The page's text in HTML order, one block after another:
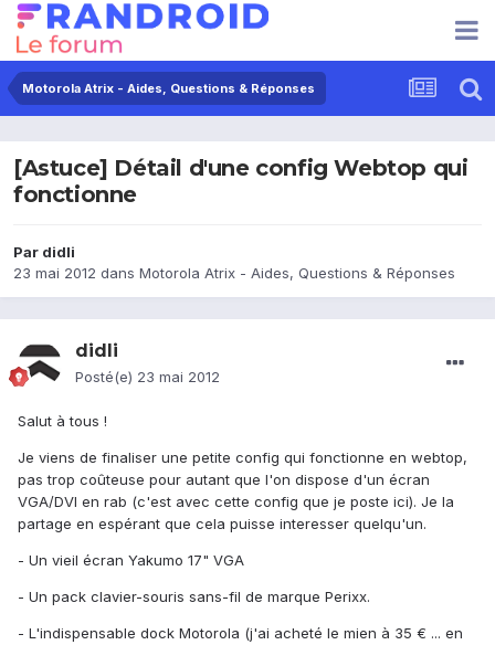
Motorola Atrix - Aides, Questions & Réponses
[Astuce] Détail d'une config Webtop qui
fonctionne
Par didli
23 mai 2012 dans Motorola Atrix - Aides, Questions & Réponses
didli
Posté(e) 23 mai 2012
Salut à tous !
Je viens de finaliser une petite config qui fonctionne en webtop,
pas trop coûteuse pour autant que l'on dispose d'un écran
VGA/DVI en rab (c'est avec cette config que je poste ici). Je la
partage en espérant que cela puisse interesser quelqu'un.
- Un vieil écran Yakumo 17" VGA
- Un pack clavier-souris sans-fil de marque Perixx.
- L'indispensable dock Motorola (j'ai acheté le mien à 35 € ... en